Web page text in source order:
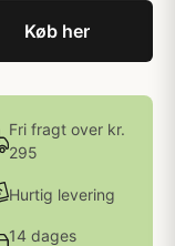
Køb her
Fri fragt over kr.
295
Hurtig levering
14 dages